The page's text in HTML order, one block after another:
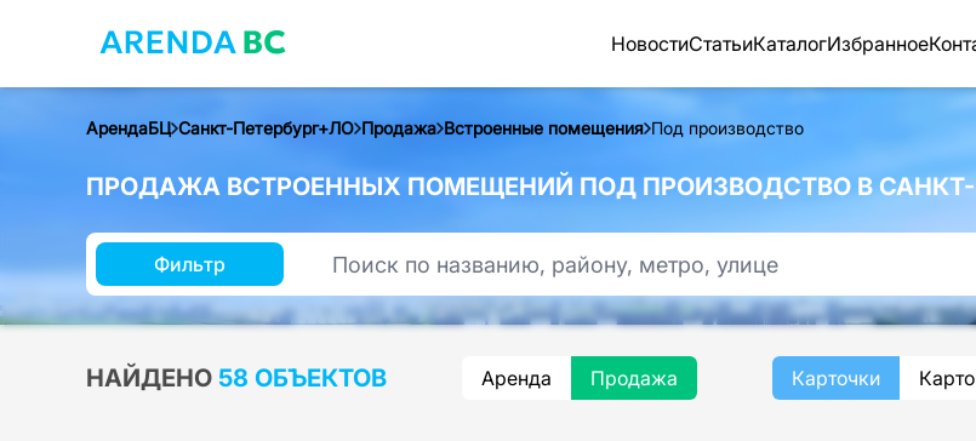
НовостиСтатьиКаталогИзбранное
АрендаБЦ Санкт-Петербург+ЛО Продажа Встроенные помещения Под производство
ПРОДАЖА ВСТРОЕННЫХ ПОМЕЩЕНИЙ ПОД ПРОИЗВОДСТВО В САНКТ-
Фильтр
НАЙДЕНО 58 ОБЪЕКТОВ Аренда Продажа Карточки